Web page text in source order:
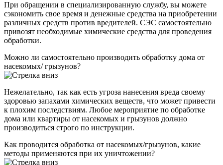
При обращении в специализированную службу, вы можете
сэкономить свое время и денежные средства на приобретении
различных средств против вредителей. СЭС самостоятельно
привозят необходимые химические средства для проведения
обработки.
Можно ли самостоятельно производить обработку дома от
насекомых/ грызунов?
Нежелательно, так как есть угроза нанесения вреда своему
здоровью запахами химических веществ, что может привести
к плохим последствиям. Любое мероприятие по обработке
дома или квартиры от насекомых и грызунов должно
производиться строго по инструкции.
Как проводится обработка от насекомых/грызунов, какие
методы применяются при их уничтожении?